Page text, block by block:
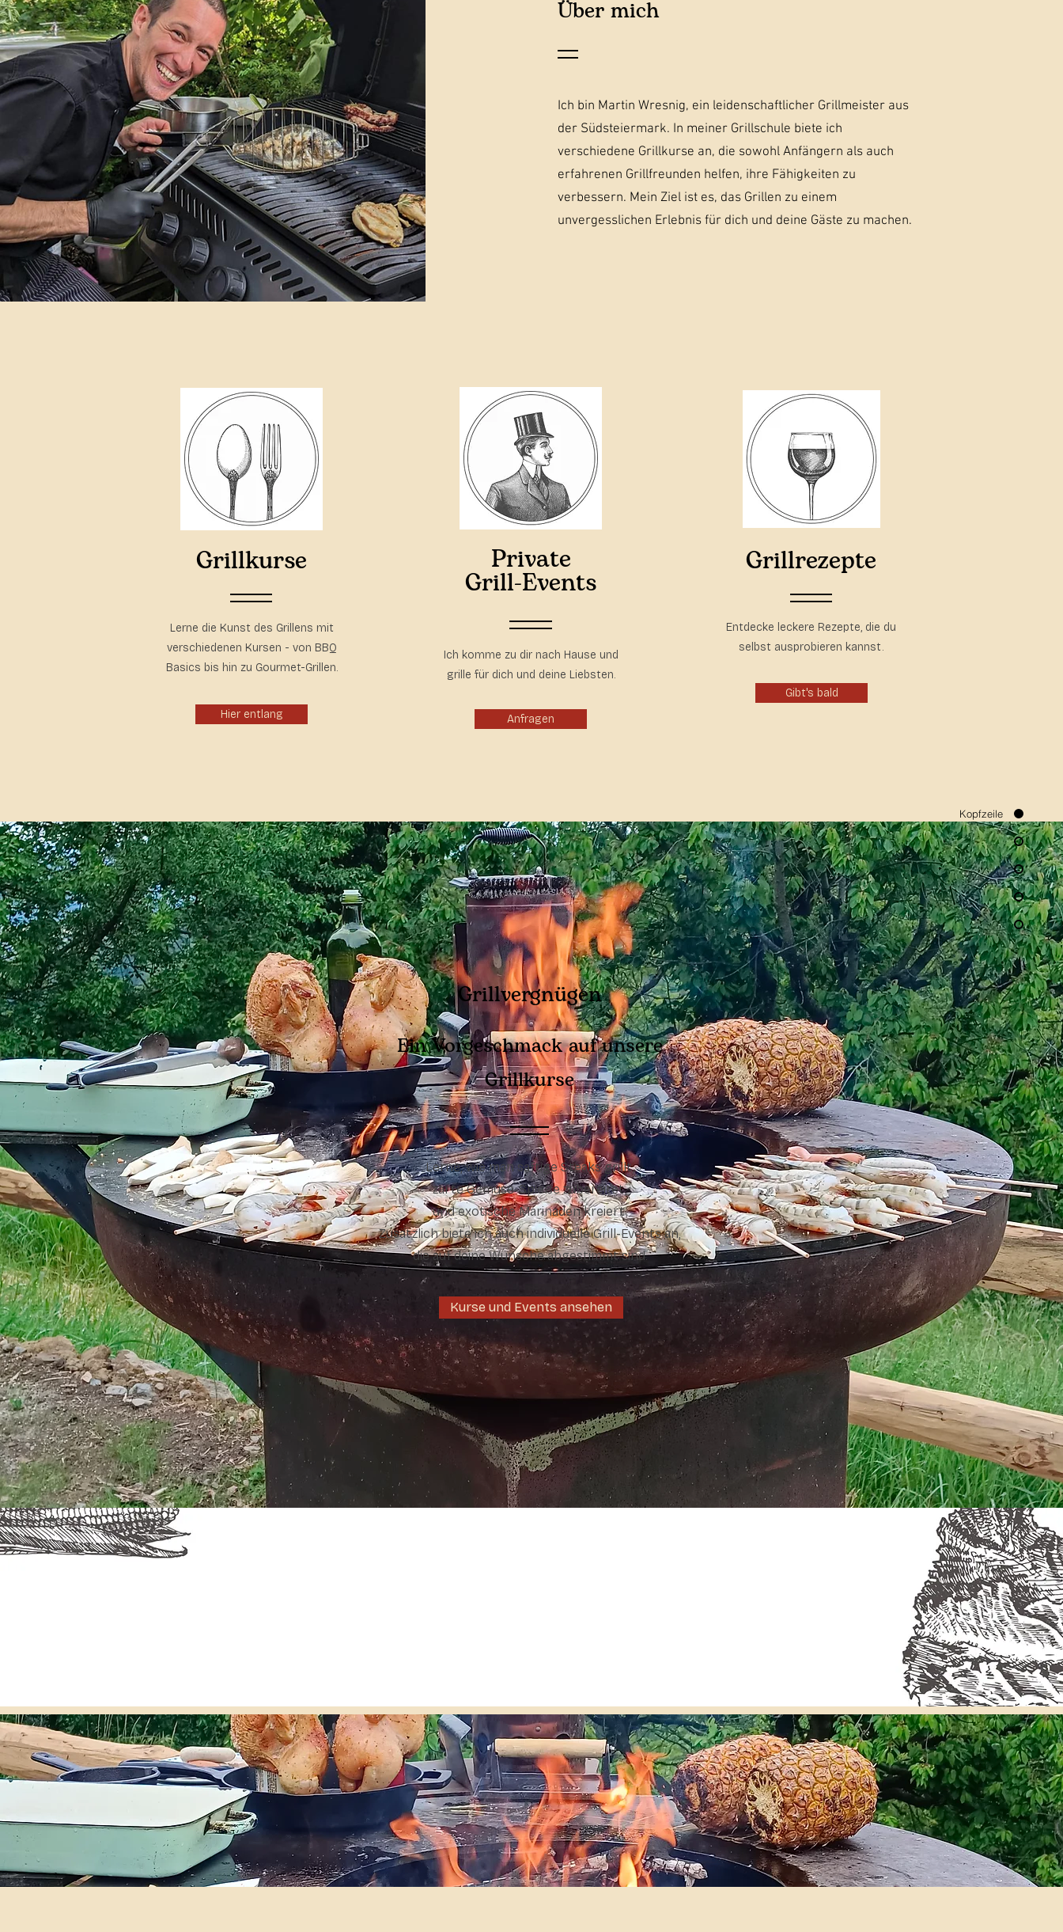
Kopfzeile
Über mich
Ich bin Martin Wresnig, ein leidenschaftlicher Grillmeister aus
der Südsteiermark. In meiner Grillschule biete ich
verschiedene Grillkurse an, die sowohl Anfängern als auch
erfahrenen Grillfreunden helfen, ihre Fähigkeiten zu
verbessern. Mein Ziel ist es, das Grillen zu einem
unvergesslichen Erlebnis für dich und deine Gäste zu machen.
Grillkurse
Lerne die Kunst des Grillens mit
verschiedenen Kursen - von BBQ
Basics bis hin zu Gourmet-Grillen.
Hier entlang
Private
Grill-Events
Ich komme zu dir nach Hause und
grille für dich und deine Liebsten.
Anfragen
Grillrezepte
Entdecke leckere Rezepte, die du
selbst ausprobieren kannst.
Gibt's bald
Grillvergnügen
Ein Vorgeschmack auf unsere
Grillkurse
Lerne, wie man saftige Steaks grillt,
zarte Gemüse-Spieße zubereitet,
und exotische Marinaden kreiert.
Zusätzlich biete ich auch individuelle Grill-Events an,
die auf deine Wünsche abgestimmt sind.
Kurse und Events ansehen